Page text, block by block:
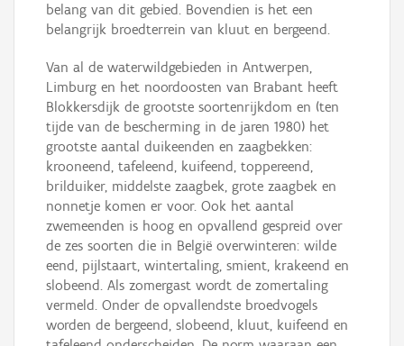
belang van dit gebied. Bovendien is het een
belangrijk broedterrein van kluut en bergeend.
Van al de waterwildgebieden in Antwerpen,
Limburg en het noordoosten van Brabant heeft
Blokkersdijk de grootste soortenrijkdom en (ten
tijde van de bescherming in de jaren 1980) het
grootste aantal duikeenden en zaagbekken:
krooneend, tafeleend, kuifeend, toppereend,
brilduiker, middelste zaagbek, grote zaagbek en
nonnetje komen er voor. Ook het aantal
zwemeenden is hoog en opvallend gespreid over
de zes soorten die in België overwinteren: wilde
eend, pijlstaart, wintertaling, smient, krakeend en
slobeend. Als zomergast wordt de zomertaling
vermeld. Onder de opvallendste broedvogels
worden de bergeend, slobeend, kluut, kuifeend en